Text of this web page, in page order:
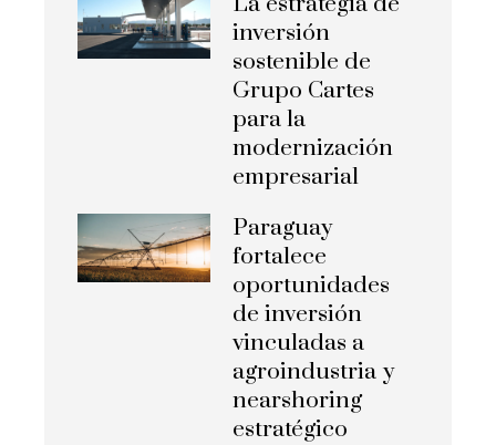
inversión
sostenible de
Grupo Cartes
para la
modernización
empresarial
Paraguay
fortalece
oportunidades
de inversión
vinculadas a
agroindustria y
nearshoring
estratégico